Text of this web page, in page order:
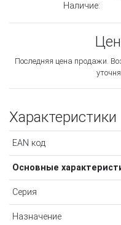
Наличие:
Последняя цена продажи.
Характеристики
EAN код
Основные
Серия
Назначение